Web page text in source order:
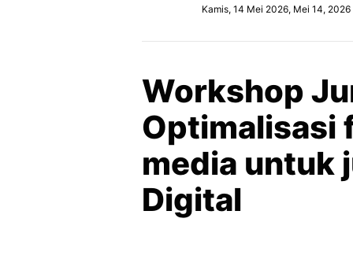
Kamis, 14 Mei 2026, Mei 14, 2026
Workshop
Optimalisasi
media untuk
Digital